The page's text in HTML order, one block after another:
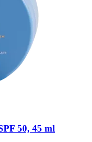
50, 45 ml